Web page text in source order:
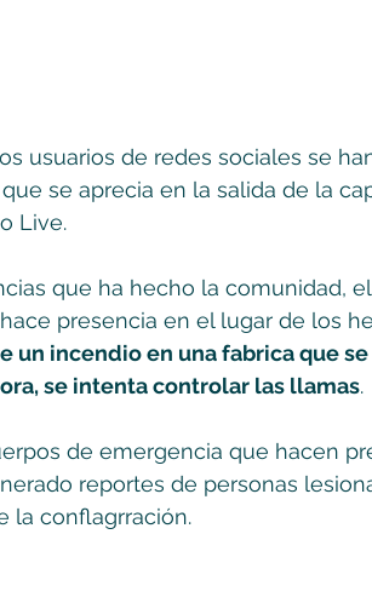
usuarios de redes sociales se
se aprecia en la salida de la
Live.
que ha hecho la comunidad,
presencia en el lugar de los
un incendio en una fabrica que
se intenta controlar las llamas.
de emergencia que hacen
reportes de personas
la conflagrración.